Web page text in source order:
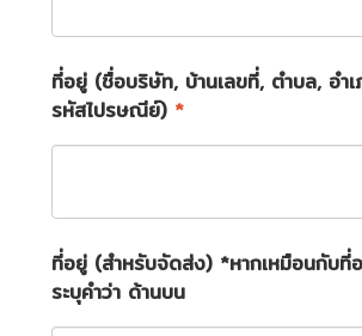
ที่อยู่ (ชื่อบริษัท, บ้านเลขที่, ตำบล, อำ
รหัสไปรษณีย์) *
ที่อยู่ (สำหรับจัดส่ง) *หากเหมือนกับที่
ระบุคำว่า ด้านบน